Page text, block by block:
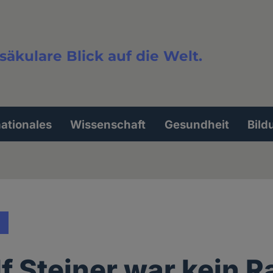
Blick auf die Welt.
Wissenschaft Gesundheit